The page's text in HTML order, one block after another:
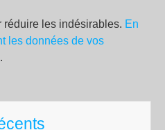
réduire les indésirables. En
les données de vos
.